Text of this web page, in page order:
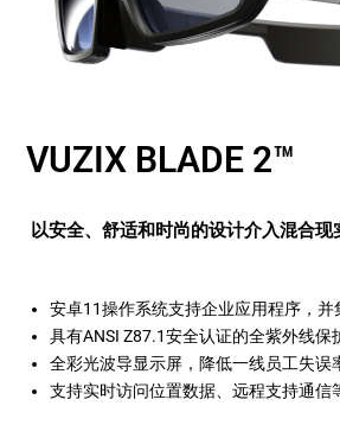
VUZIX BLADE 2™
以安全、舒适和时尚的设计介入混合
安卓11操作系统支持企业应用程序，并
具有ANSI Z87.1安全认证的全紫外线保
全彩光波导显示屏，降低一线员工失误
支持实时访问位置数据、远程支持通信